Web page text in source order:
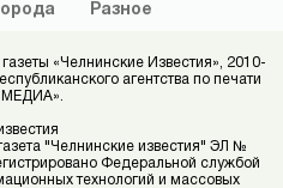
Разное
«Челнинские Известия», 2010-
агентства по печати
"Челнинские известия" ЭЛ №
Федеральной службой
технологий и массовых